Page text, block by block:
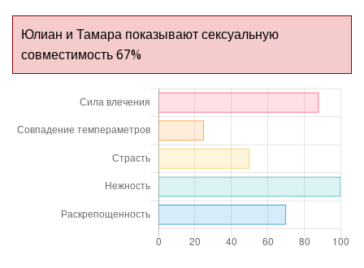
Юлиан и Тамара показывают сексуальную
совместимость 67%